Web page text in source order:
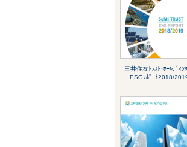
三井住友ﾄﾗｽﾄ･ﾎｰﾙﾃﾞｨﾝ
ESGﾚﾎﾟｰﾄ2018/